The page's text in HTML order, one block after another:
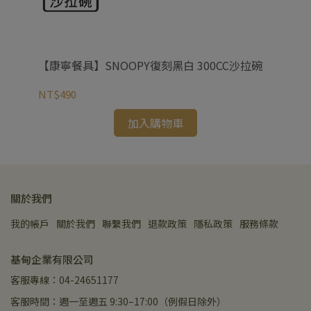
【康寧餐具】SNOOPY復刻黑白 300CC沙拉碗
NT$490
加入購物車
關於我們
我的帳戶 關於我們 聯繫我們 退款政策 隱私政策 服務條款
基甸企業有限公司
客服專線：04-24651177
客服時間：週一至週五 9:30–17:00（例假日除外）